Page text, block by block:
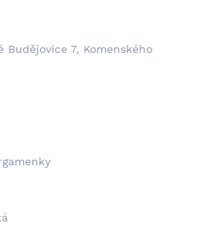
Budějovice 7, Komenského